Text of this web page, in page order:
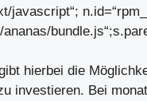
javascript“;
hierbei die
investieren. Bei